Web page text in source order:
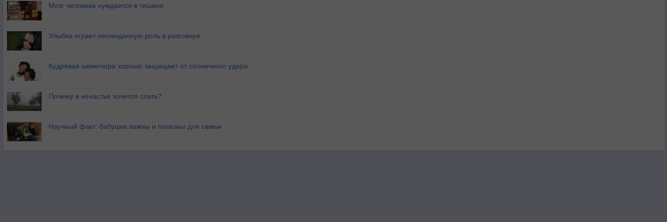
Мозг человека нуждается в тишине
Улыбка играет неожиданную роль в разговоре
Кудрявая шевелюра хорошо защищает от солнечного удара
Почему в ненастье хочется спать?
Научный факт: бабушки важны и полезны для семьи